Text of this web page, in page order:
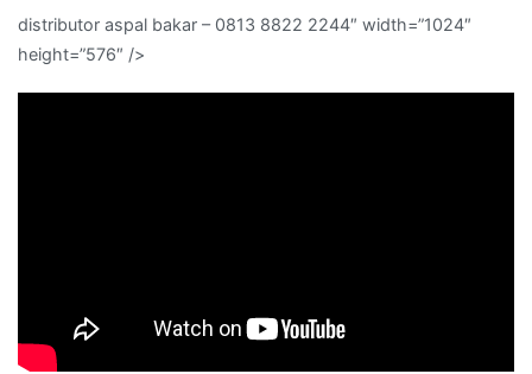
distributor aspal bakar – 0813 8822 2244″ width=”1024″
height=”576″ />